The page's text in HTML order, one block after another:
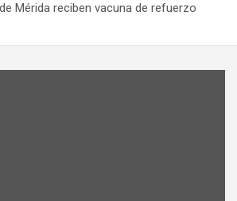
Mérida reciben vacuna de refuerzo